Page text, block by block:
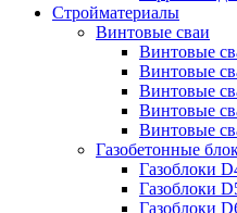
Стройматериалы
Винтовые сваи
Винтовые
Винтовые
Винтовые
Винтовые
Винтовые
Газобетонные
Газоблоки
Газоблоки
Газоблоки